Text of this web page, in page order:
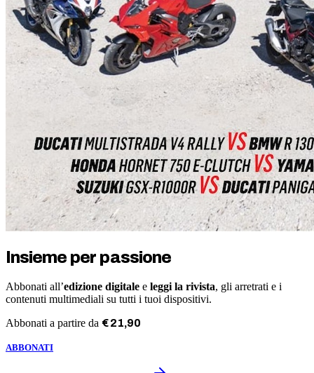
Insieme per passione
Abbonati all’edizione digitale e leggi la rivista, gli arretrati e i
contenuti multimediali su tutti i tuoi dispositivi.
Abbonati a partire da €21,90
ABBONATI